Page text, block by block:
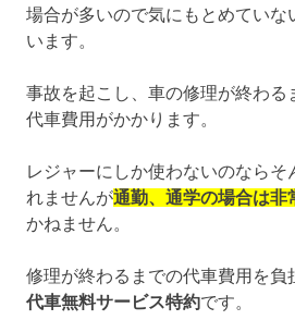
場合が多いので気にもとめていな
います。
事故を起こし、車の修理が終わる
代車費用がかかります。
レジャーにしか使わないのならそ
れませんが通勤、通学の場合は非
かねません。
修理が終わるまでの代車費用を負
代車無料サービス特約です。